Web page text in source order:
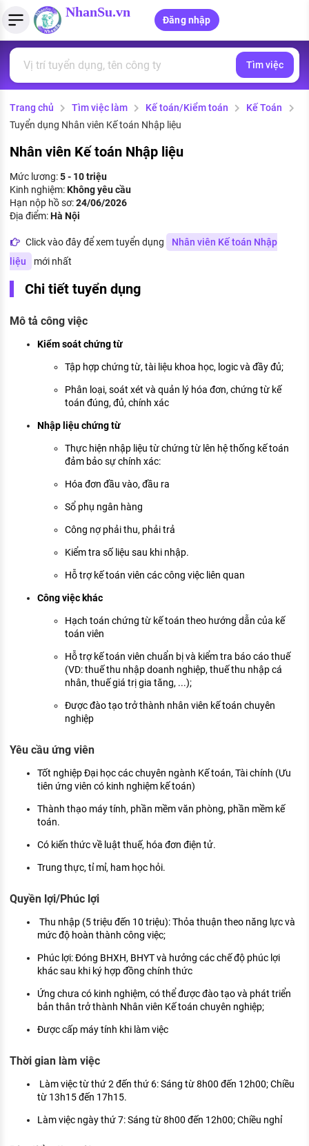
NhanSu.vn
Đăng nhập
Tìm việc làm
Việc làm ngành luật
Việc làm tốt nhất
CÔNG TY
Danh sách nhà tuyển dụng
Quản lý CV
Tải CV lên
MẪU CV THEO STYLE
Mẫu CV đơn giản
Mẫu CV hiện đại
Tính lương Gross - Net
Tính thuế thu nhập cá nhân
PHÁP LUẬT VIỆT NAM
Văn bản pháp luật
Chính sách mới
PHÁP LUẬT LAO ĐỘNG
Lao động và tiền lương
Bảo hiểm và phúc lợi
Thuế thu nhập
Hồ sơ biểu mẫu
Chính sách lao động
KHÁM PHÁ NGHỀ NGHIỆP
Tử vi nghề nghiệp
Kỹ năng nghề nghiệp
HƯỚNG NGHIỆP VIỆC LÀM
Đặc trưng từng nghề
Xu hướng việc làm
TUYỂN DỤNG VIỆC LÀM
Tìm việc
Trang chủ Tìm việc làm Kế toán/Kiểm toán
Kế Toán
Tuyển dụng Nhân viên Kế toán Nhập liệu
Nhân viên Kế toán Nhập liệu
Mức lương:5 - 10 triệu
Kinh nghiệm:Không yêu cầu
Hạn nộp hồ sơ:24/06/2026
Địa điểm:Hà Nội
Click vào đây để xem tuyển dụng
Nhân viên Kế toán Nhập
liệu
mới nhất
Chi tiết tuyển dụng
Mô tả công việc
Kiểm soát chứng từ
Tập hợp chứng từ, tài liệu khoa học, logic và đầy đủ;
Phân loại, soát xét và quản lý hóa đơn, chứng từ kế
toán đúng, đủ, chính xác
Nhập liệu chứng từ
Thực hiện nhập liệu từ chứng từ lên hệ thống kế toán
đảm bảo sự chính xác:
Hóa đơn đầu vào, đầu ra
Sổ phụ ngân hàng
Công nợ phải thu, phải trả
Kiểm tra số liệu sau khi nhập.
Hỗ trợ kế toán viên các công việc liên quan
Công việc khác
Hạch toán chứng từ kế toán theo hướng dẫn của kế
toán viên
Hỗ trợ kế toán viên chuẩn bị và kiểm tra báo cáo thuế
(VD: thuế thu nhập doanh nghiệp, thuế thu nhập cá
nhân, thuế giá trị gia tăng, ...);
Được đào tạo trở thành nhân viên kế toán chuyên
nghiệp
Yêu cầu ứng viên
Tốt nghiệp Đại học các chuyên ngành Kế toán, Tài chính (Ưu
tiên ứng viên có kinh nghiệm kế toán)
Thành thạo máy tính, phần mềm văn phòng, phần mềm kế
toán.
Có kiến thức về luật thuế, hóa đơn điện tử.
Trung thực, tỉ mỉ, ham học hỏi.
Quyền lợi/Phúc lợi
Thu nhập (5 triệu đến 10 triệu): Thỏa thuận theo năng lực và
mức độ hoàn thành công việc;
Phúc lợi: Đóng BHXH, BHYT và hưởng các chế độ phúc lợi
khác sau khi ký hợp đồng chính thức
Ứng chưa có kinh nghiệm, có thể được đào tạo và phát triển
bản thân trở thành Nhân viên Kế toán chuyên nghiệp;
Được cấp máy tính khi làm việc
Thời gian làm việc
Làm việc từ thứ 2 đến thứ 6: Sáng từ 8h00 đến 12h00; Chiều
từ 13h15 đến 17h15.
Làm việc ngày thứ 7: Sáng từ 8h00 đến 12h00; Chiều nghỉ